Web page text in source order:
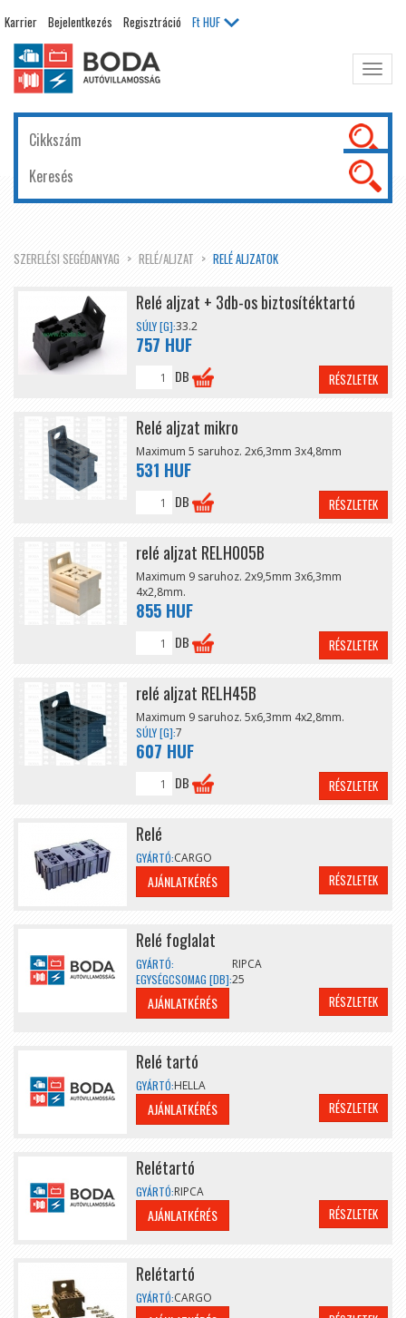
Karrier Bejelentkezés Regisztráció FtHUF
SZERELÉSI SEGÉDANYAG RELÉ/ALJZAT RELÉ ALJZATOK
Relé aljzat + 3db-os biztosítéktartó
SÚLY [G]:33.2
757 HUF
DB RÉSZLETEK
Relé aljzat mikro
Maximum 5 saruhoz. 2x6,3mm 3x4,8mm
531 HUF
DB RÉSZLETEK
relé aljzat RELH005B
Maximum 9 saruhoz. 2x9,5mm 3x6,3mm
4x2,8mm.
855 HUF
DB RÉSZLETEK
relé aljzat RELH45B
Maximum 9 saruhoz. 5x6,3mm 4x2,8mm.
SÚLY [G]:7
607 HUF
DB RÉSZLETEK
Relé
GYÁRTÓ:CARGO
AJÁNLATKÉRÉS RÉSZLETEK
Relé foglalat
GYÁRTÓ:
RIPCA
EGYSÉGCSOMAG [DB]:25
AJÁNLATKÉRÉS RÉSZLETEK
Relé tartó
GYÁRTÓ:HELLA
AJÁNLATKÉRÉS RÉSZLETEK
Relétartó
GYÁRTÓ:RIPCA
AJÁNLATKÉRÉS RÉSZLETEK
Relétartó
GYÁRTÓ:CARGO